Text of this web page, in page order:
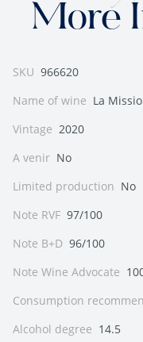
More
SKU 966620
Name of wine La
Vintage 2020
A venir No
Limited production No
Note RVF 97/100
Note B+D 96/100
Note Wine Advocate
Consumption
Alcohol degree 14.5